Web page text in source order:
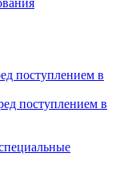
поступлением в
поступлением в